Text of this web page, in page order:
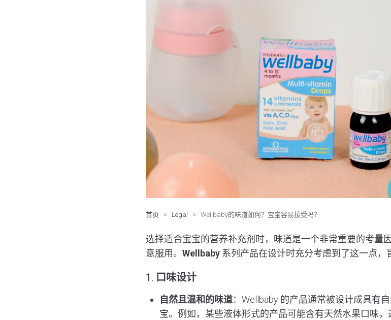
首页 > Legal > Wellbaby的味道如何？宝宝容易接受吗？
选择适合宝宝的营养补充剂时，味道是一个非常重要的考量
意服用。 Wellbaby 系列产品在设计时充分考虑到了这一点，
1. 口味设计
自然且温和的味道：Wellbaby 的产品通常被设计成具有
宝。例如，某些液体形式的产品可能含有天然水果口味